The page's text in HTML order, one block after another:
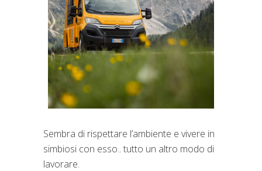
Sembra di rispettare l’ambiente e vivere in
simbiosi con esso.. tutto un altro modo di
lavorare.